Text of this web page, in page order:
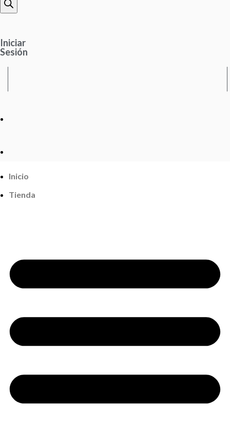
Iniciar
Sesión
Inicio
Tienda